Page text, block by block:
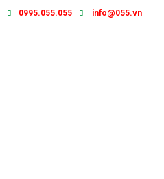
0995.055.055 info@055.vn